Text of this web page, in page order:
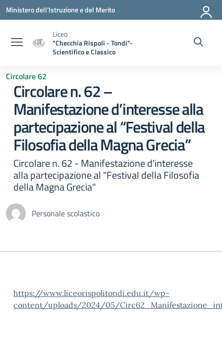
Vai ai contenuti
Vai al menu di navigazione
Vai al footer
Ministero dell'Istruzione e del Merito
Liceo
"Checchia Rispoli - Tondi"-
Scientifico e Classico
Circolare 62
Circolare n. 62 –
Manifestazione d’interesse alla
partecipazione al “Festival della
Filosofia della Magna Grecia”
Circolare n. 62 - Manifestazione d'interesse
alla partecipazione al "Festival della Filosofia
della Magna Grecia"
Personale scolastico
https://www.liceorispolitondi.edu.it/wp-
content/uploads/2024/05/